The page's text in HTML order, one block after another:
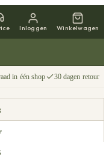
Inloggen Winkelwagen
in één shop 30 dagen retour